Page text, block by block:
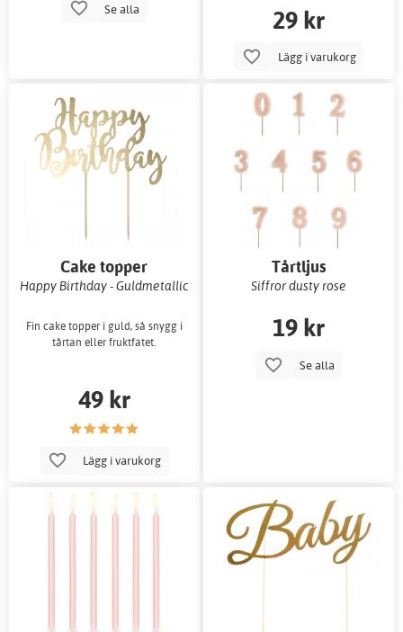
Se alla 29 kr
Lägg i varukorg
Cake topper
Happy Birthday - Guldmetallic
Fin cake topper i guld, så snygg i
tårtan eller fruktfatet.
49 kr
Lägg i varukorg
Tårtljus
Siffror dusty rose
19 kr
Se alla